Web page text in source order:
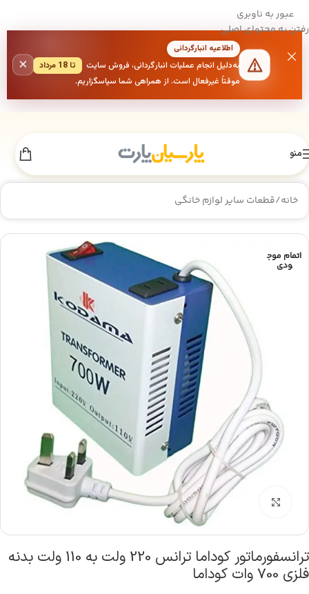
عبور به ناوبری
رفتن به محتوای اصلی
اطلاعیه انبارگردانی
به‌دلیل انجام عملیات انبارگردانی، فروش سایت
تا 18 مرداد
موقتاً غیرفعال است. از همراهی شما سپاسگزاریم.
×
منو
خانه/قطعات سایر لوازم خانگی
اتمام موج
ودی
بزرگنمایی تصویر
ترانسفورماتور کوداما ترانس 220 ولت به 110 ولت بدنه
فلزی 700 وات کوداما